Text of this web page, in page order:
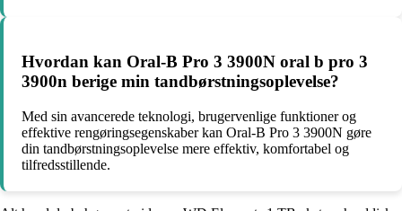
Hvordan kan Oral-B Pro 3 3900N oral b pro 3
3900n berige min tandbørstningsoplevelse?
Med sin avancerede teknologi, brugervenlige funktioner og
effektive rengøringsegenskaber kan Oral-B Pro 3 3900N gøre
din tandbørstningsoplevelse mere effektiv, komfortabel og
tilfredsstillende.